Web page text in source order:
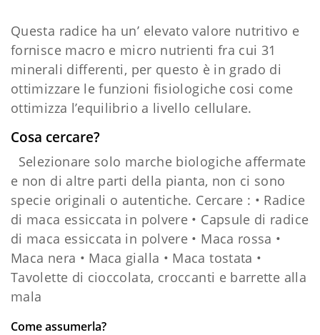
Questa radice ha un’ elevato valore nutritivo e
fornisce macro e micro nutrienti fra cui 31
minerali differenti, per questo è in grado di
ottimizzare le funzioni fisiologiche cosi come
ottimizza l’equilibrio a livello cellulare.
Cosa cercare?
Selezionare solo marche biologiche affermate
e non di altre parti della pianta, non ci sono
specie originali o autentiche. Cercare : • Radice
di maca essiccata in polvere • Capsule di radice
di maca essiccata in polvere • Maca rossa •
Maca nera • Maca gialla • Maca tostata •
Tavolette di cioccolata, croccanti e barrette alla
mala
Come assumerla?